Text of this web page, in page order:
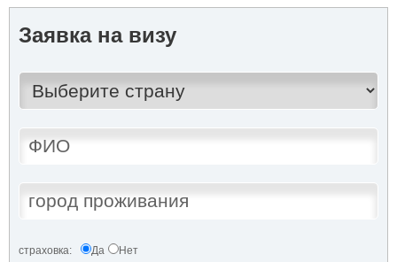
Заявка на визу
страховка: Да Нет